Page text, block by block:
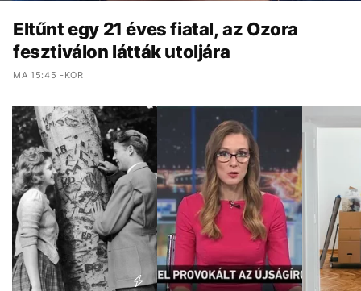
Eltűnt egy 21 éves fiatal, az Ozora
fesztiválon látták utoljára
MA 15:45 -KOR